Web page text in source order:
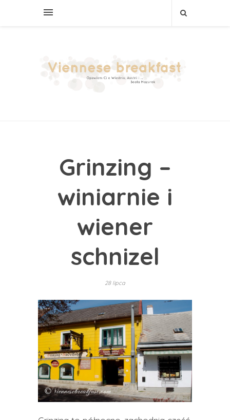
Grinzing –
winiarnie i
wiener
schnizel
28 lipca